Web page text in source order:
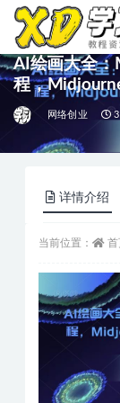
AI绘画大全
程，
（教程+软件）
网络创业
详情介绍
当前位置： 首